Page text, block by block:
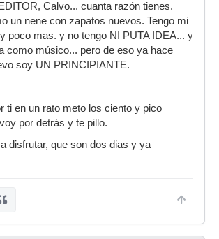
Calvo... cuanta razón tienes.
un nene con zapatos nuevos. Tengo mi
poco mas. y no tengo NI PUTA IDEA... y
como músico... pero de eso ya hace
soy UN PRINCIPIANTE.
ti en un rato meto los ciento y pico
por detrás y te pillo.
disfrutar, que son dos dias y ya